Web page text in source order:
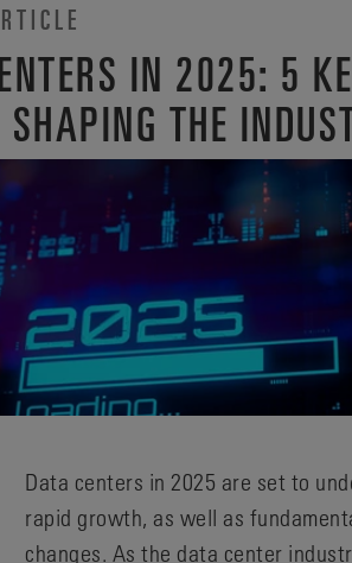
IN 2025: 5
SHAPING THE
Data centers in 2025 are set to
rapid growth, as well as
changes. As the data center